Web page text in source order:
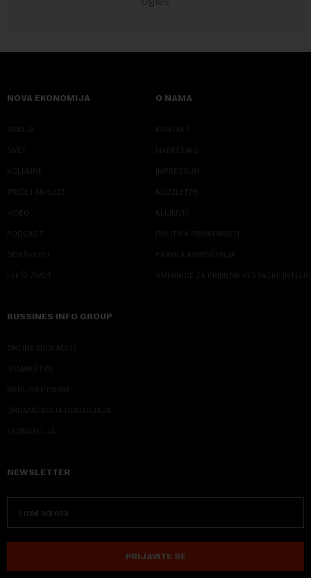
NOVA EKONOMIJA
SRBIJA
SVET
KOLUMNE
PRIČE I ANALIZE
VIDEO
PODCAST
ODRŽIVOST
LEPŠI ŽIVOT
O NAMA
KONTAKT
MARKETING
IMPRESSUM
NJUZLETER
KLIJENTI
POLITIKA PRIVATNOSTI
PRAVILA KORIŠĆENJA
SMERNICE ZA PRIMENU VEŠTAČKE
BUSSINES INFO GROUP
ONLINE EDUKACIJE
IZDAVAŠTVO
MEDIJSKE OBUKE
ORGANIZACIJA DOGADJAJA
EKONOM I JA
NEWSLETTER
PRIJAVITE SE